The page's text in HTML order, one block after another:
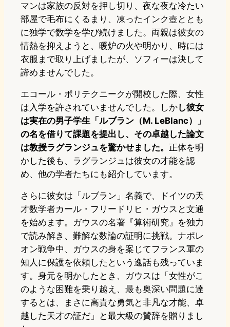
マンは家族の反対を押し切り、夜な夜な冷たい
部屋で毛布にくるまり、凍ったインク壺ととも
に独学で数学を学び続けました。両親は彼女の
情熱を抑えようと、暖炉の火や明かり、時には
衣服まで取り上げましたが、ソフィーは決して
諦めませんでした。
エコール・ポリテクニークが開校した際、女性
は入学を許されていませんでした。しかし彼女
は実在の男子学生「ルブラン（M. LeBlanc）」
の名を借りて課題を提出し、その卓越した論文
は教授ラグランジュを驚かせました。 正体を明
かした後も、ラグランジュは彼女の才能を認
め、他の学者たちにも紹介しています。
さらに彼女は「ルブラン」名義で、ドイツの天
才数学者カール・フリードリヒ・ガウスと文通
を始めます。ガウスの名著『算術研究』を独力
で読み解き、難解な数論の証明に挑戦。ナポレ
オン戦争中、ガウスの身を案じてフランス軍の
知人に保護を依頼したという逸話も残っていま
す。身元を明かしたとき、ガウスは「女性がこ
のような困難を乗り越え、最も奥深い問題に達
するとは、まさに高貴な勇気と非凡な才能、卓
越した天才の証だ」と最大級の賛辞を贈りまし